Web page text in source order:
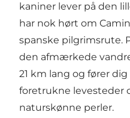
kaniner lever på den
har nok hørt om
spanske pilgrimsrute.
den afmærkede
21 km lang og fører
foretrukne levesteder
naturskønne perler.